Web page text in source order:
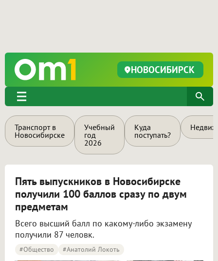
НОВОСИБИРСК
Транспорт в
Новосибирске
Учебный
год
2026
Куда
поступать?
Пять выпускников в Новосибирске
получили 100 баллов сразу по двум
предметам
Всего высший балл по какому-либо экзамену
получили 87 человк.
#Общество #Анатолий Локоть